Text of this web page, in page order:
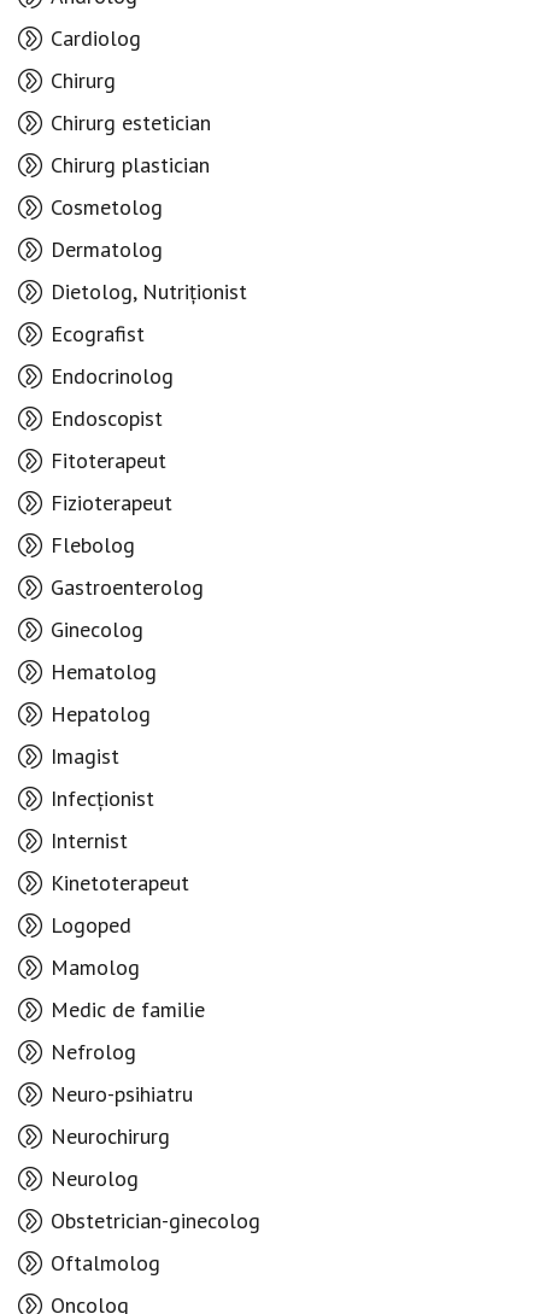
Cardiolog
Chirurg
Chirurg estetician
Chirurg plastician
Cosmetolog
Dermatolog
Dietolog, Nutriționist
Ecografist
Endocrinolog
Endoscopist
Fitoterapeut
Fizioterapeut
Flebolog
Gastroenterolog
Ginecolog
Hematolog
Hepatolog
Imagist
Infecționist
Internist
Kinetoterapeut
Logoped
Mamolog
Medic de familie
Nefrolog
Neuro-psihiatru
Neurochirurg
Neurolog
Obstetrician-ginecolog
Oftalmolog
Oncolog